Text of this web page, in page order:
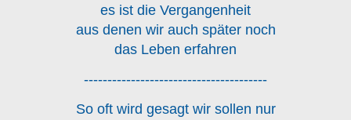
es ist die Vergangenheit
aus denen wir auch später noch
das Leben erfahren
---------------------------------------
So oft wird gesagt wir sollen nur